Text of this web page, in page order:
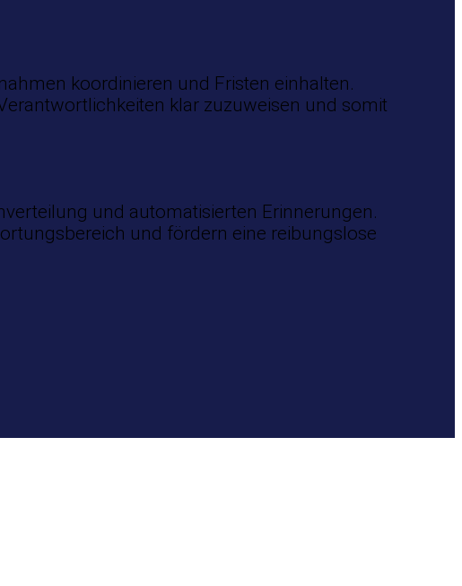
koordinieren und Fristen einhalten.
klar zuzuweisen und somit
und automatisierten Erinnerungen.
und fördern eine reibungslose